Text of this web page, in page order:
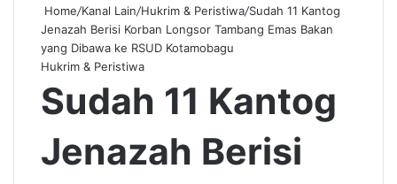
Home/Kanal Lain/Hukrim & Peristiwa/Sudah 11 Kantog
Jenazah Berisi Korban Longsor Tambang Emas Bakan
yang Dibawa ke RSUD Kotamobagu
Hukrim & Peristiwa
Sudah 11 Kantog
Jenazah Berisi